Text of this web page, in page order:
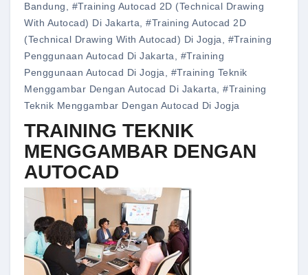
Bandung, #training Autocad 2D (Technical Drawing
With Autocad) Di Jakarta, #training Autocad 2D
(Technical Drawing With Autocad) Di Jogja, #training
Penggunaan Autocad Di Jakarta, #training
Penggunaan Autocad Di Jogja, #training Teknik
Menggambar Dengan Autocad Di Jakarta, #training
Teknik Menggambar Dengan Autocad Di Jogja
TRAINING TEKNIK
MENGGAMBAR DENGAN
AUTOCAD